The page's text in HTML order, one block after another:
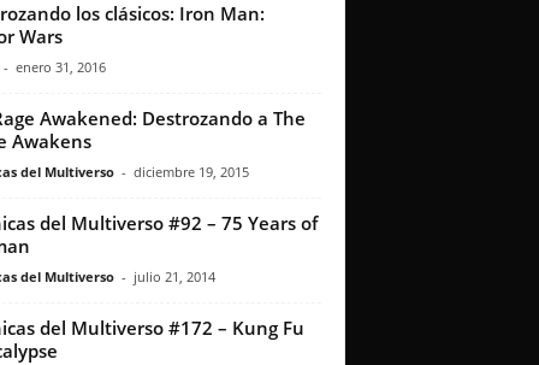
los clásicos: Iron Man:
Wars
- enero 31, 2016
Awakened: Destrozando a The
Awakens
del Multiverso - diciembre 19, 2015
del Multiverso #92 – 75 Years of
del Multiverso - julio 21, 2014
del Multiverso #172 – Kung Fu